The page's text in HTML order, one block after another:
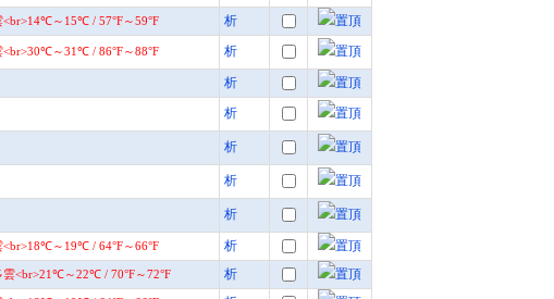
析
析
析
析
析
析
析
析
析